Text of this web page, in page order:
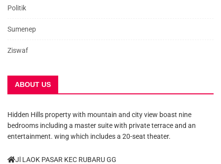
Politik
Sumenep
Ziswaf
ABOUT US
Hidden Hills property with mountain and city view boast nine
bedrooms including a master suite with private terrace and an
entertainment. wing which includes a 20-seat theater.
Jl LAOK PASAR KEC RUBARU GG